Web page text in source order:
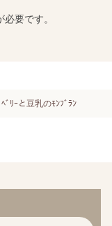
必要です。
ﾍﾞﾘｰと豆乳のﾓﾝﾌﾞﾗﾝ